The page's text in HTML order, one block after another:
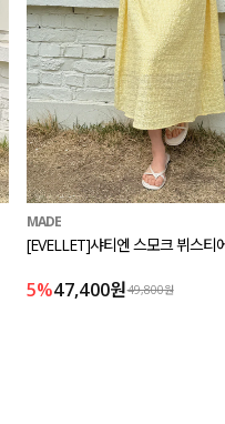
MADE
[EVELLET]샤티엔 스모크 뷔스티
5%47,400원49,800원